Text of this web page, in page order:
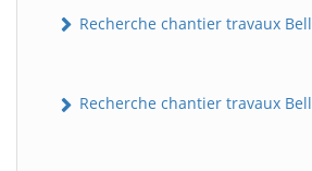
Recherche chantier travaux
Recherche chantier travaux